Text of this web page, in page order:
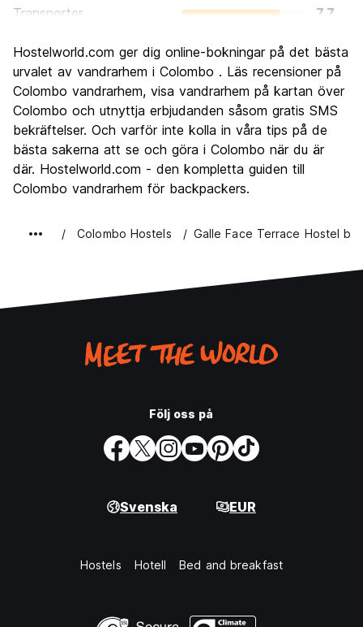
Transporter
7.7
Kultur
6.8
Festa
5.7
Värde för pengarna
6.9
Hostelworld.com ger dig online-bokningar på det bästa
urvalet av vandrarhem i Colombo . Läs recensioner på
Colombo vandrarhem, visa vandrarhem på kartan över
Colombo och utnyttja erbjudanden såsom gratis SMS
bekräftelser. Och varför inte kolla in våra tips på de
bästa sakerna att se och göra i Colombo när du är
där. Hostelworld.com - den kompletta guiden till
Colombo vandrarhem för backpackers.
Colombo Hostels Galle Face Terrace Hostel by
Följ oss på
Svenska EUR
Hostels Hotell Bed and breakfast